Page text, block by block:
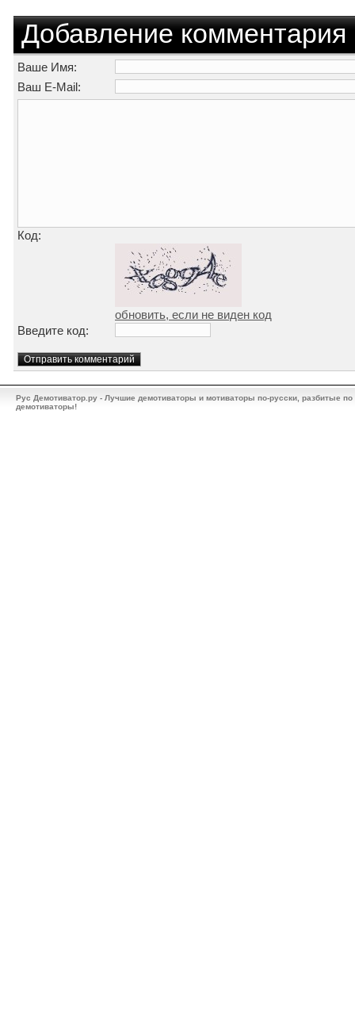
Добавление комментария
Ваше Имя:
Ваш E-Mail:
Код:
обновить, если не виден код
Введите код:
Рус Демотиватор.ру - Лучшие демотиваторы и мотиваторы по-русски, разбитые
демотиваторы!